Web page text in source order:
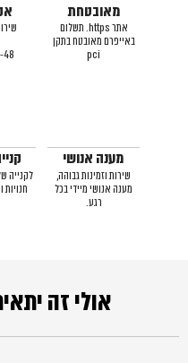
24-
מאובטחת
אתר https. תשלום
באייפרם מאובטח בתקן
pci
לקנייה
מענה אנושי
שירות וזמינות גבוהה,
מענה אנושי מיידי בכל
רגע.
אולי זה